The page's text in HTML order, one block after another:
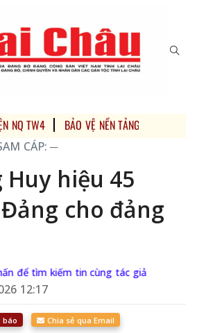
NQ TW4 BẢO VỆ NỀN TẢNG TƯ TƯỞNG
CÁP: ─
hiệu 45
cho đảng
để tìm kiếm tin cùng tác giả
12:17
Chia sẻ qua Email